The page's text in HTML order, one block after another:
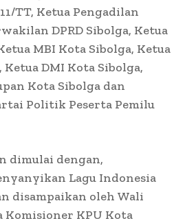
TT, Ketua Pengadilan
DPRD Sibolga, Ketua
MBI Kota Sibolga, Ketua
Ketua DMI Kota Sibolga,
Kota Sibolga dan
Politik Peserta Pemilu
dimulai dengan,
Lagu Indonesia
disampaikan oleh Wali
Komisioner KPU Kota